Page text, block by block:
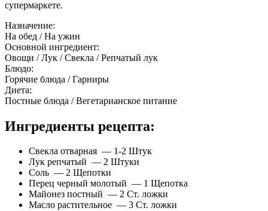
супермаркете.
Назначение:
На обед / На ужин
Основной ингредиент:
Овощи / Лук / Свекла / Репчатый лук
Блюдо:
Горячие блюда / Гарниры
Диета:
Постные блюда / Вегетарианское питание
Ингредиенты рецепта:
Свекла отварная — 1-2 Штук
Лук репчатый — 2 Штуки
Соль — 2 Щепотки
Перец черный молотый — 1 Щепотка
Майонез постный — 2 Ст. ложки
Масло растительное — 3 Ст. ложки